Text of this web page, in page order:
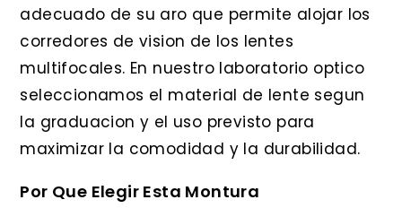
adecuado de su aro que permite alojar los
corredores de vision de los lentes
multifocales. En nuestro laboratorio optico
seleccionamos el material de lente segun
la graduacion y el uso previsto para
maximizar la comodidad y la durabilidad.
Por Que Elegir Esta Montura